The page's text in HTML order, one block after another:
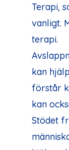
Terapi,
vanligt.
terapi.
kan
förstår
kan
Stödet